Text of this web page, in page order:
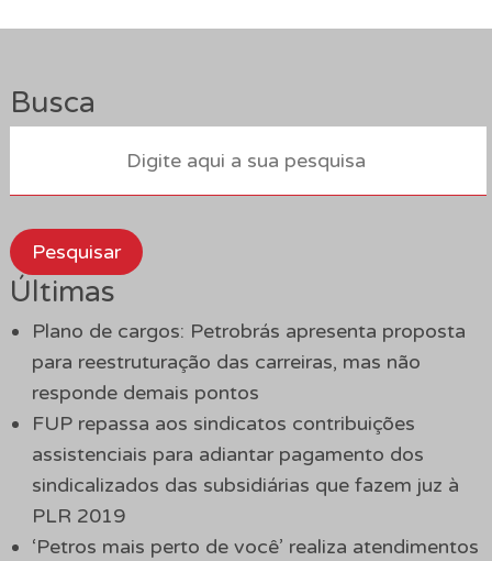
Busca
Pesquisar
Últimas
Plano de cargos: Petrobrás apresenta proposta
para reestruturação das carreiras, mas não
responde demais pontos
FUP repassa aos sindicatos contribuições
assistenciais para adiantar pagamento dos
sindicalizados das subsidiárias que fazem juz à
PLR 2019
‘Petros mais perto de você’ realiza atendimentos